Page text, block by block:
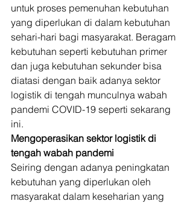
untuk proses pemenuhan kebutuhan
yang diperlukan di dalam kebutuhan
sehari-hari bagi masyarakat. Beragam
kebutuhan seperti kebutuhan primer
dan juga kebutuhan sekunder bisa
diatasi dengan baik adanya sektor
logistik di tengah munculnya wabah
pandemi COVID-19 seperti sekarang
ini.
Mengoperasikan sektor logistik di
tengah wabah pandemi
Seiring dengan adanya peningkatan
kebutuhan yang diperlukan oleh
masyarakat dalam keseharian yang